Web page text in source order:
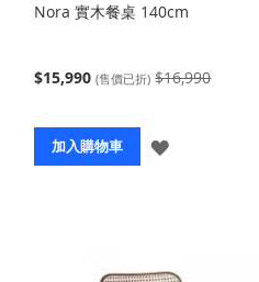
Nora 實木餐桌 140cm
$15,990 (售價已折) $16,990
加入購物車
登